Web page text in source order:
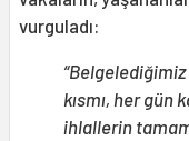
vurguladı:
“Belgelediğimiz
kısmı, her gün
ihlallerin